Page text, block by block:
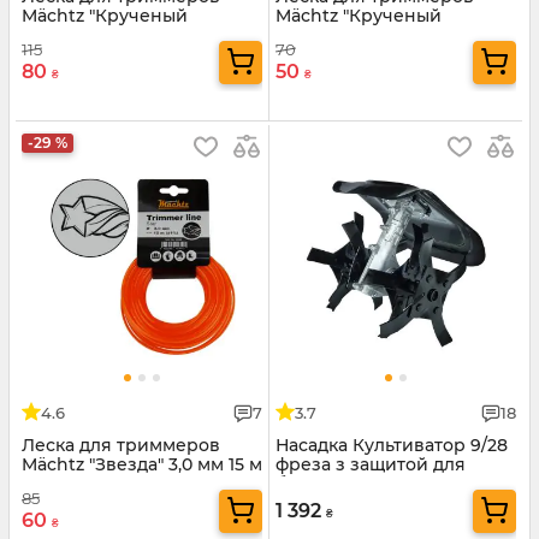
Mächtz "Крученый
15 м
115
80 ₴
Mächtz "Крученый
70
50 ₴
-29 %
4.6 7
Леска для триммеров
Mächtz "Звезда" 3,0 мм 15 м
85
60 ₴
3.7 18
Насадка Культиватор 9/28
фреза з защитой для
бензотриммера
1 392 ₴